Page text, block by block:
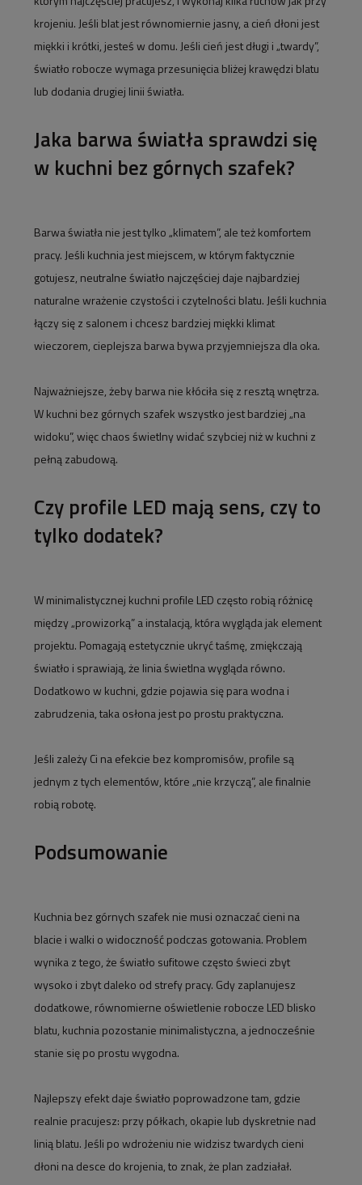
krojeniu. Jeśli blat jest równomiernie jasny, a cień dłoni jest
miękki i krótki, jesteś w domu. Jeśli cień jest długi i „twardy”,
światło robocze wymaga przesunięcia bliżej krawędzi blatu
lub dodania drugiej linii światła.
Jaka barwa światła sprawdzi się
w kuchni bez górnych szafek?
Barwa światła nie jest tylko „klimatem”, ale też komfortem
pracy. Jeśli kuchnia jest miejscem, w którym faktycznie
gotujesz, neutralne światło najczęściej daje najbardziej
naturalne wrażenie czystości i czytelności blatu. Jeśli kuchnia
łączy się z salonem i chcesz bardziej miękki klimat
wieczorem, cieplejsza barwa bywa przyjemniejsza dla oka.
Najważniejsze, żeby barwa nie kłóciła się z resztą wnętrza.
W kuchni bez górnych szafek wszystko jest bardziej „na
widoku”, więc chaos świetlny widać szybciej niż w kuchni z
pełną zabudową.
Czy profile LED mają sens, czy to
tylko dodatek?
W minimalistycznej kuchni profile LED często robią różnicę
między „prowizorką” a instalacją, która wygląda jak element
projektu. Pomagają estetycznie ukryć taśmę, zmiękczają
światło i sprawiają, że linia świetlna wygląda równo.
Dodatkowo w kuchni, gdzie pojawia się para wodna i
zabrudzenia, taka osłona jest po prostu praktyczna.
Jeśli zależy Ci na efekcie bez kompromisów, profile są
jednym z tych elementów, które „nie krzyczą”, ale finalnie
robią robotę.
Podsumowanie
Kuchnia bez górnych szafek nie musi oznaczać cieni na
blacie i walki o widoczność podczas gotowania. Problem
wynika z tego, że światło sufitowe często świeci zbyt
wysoko i zbyt daleko od strefy pracy. Gdy zaplanujesz
dodatkowe, równomierne oświetlenie robocze LED blisko
blatu, kuchnia pozostanie minimalistyczna, a jednocześnie
stanie się po prostu wygodna.
Najlepszy efekt daje światło poprowadzone tam, gdzie
realnie pracujesz: przy półkach, okapie lub dyskretnie nad
linią blatu. Jeśli po wdrożeniu nie widzisz twardych cieni
dłoni na desce do krojenia, to znak, że plan zadziałał.